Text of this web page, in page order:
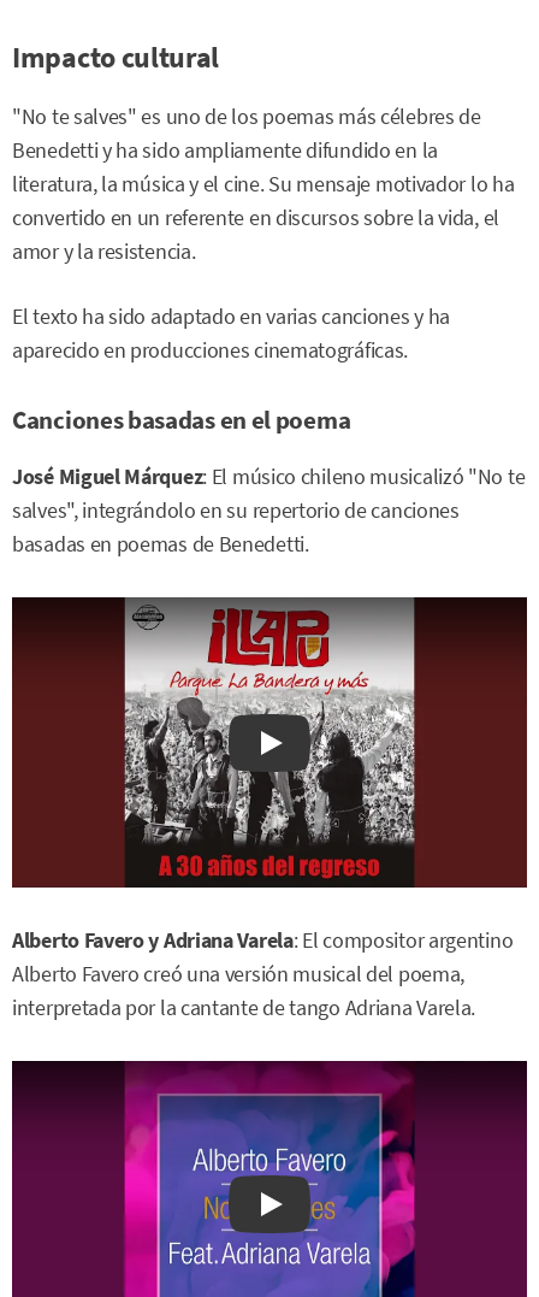
Impacto cultural
"No te salves" es uno de los poemas más célebres de
Benedetti y ha sido ampliamente difundido en la
literatura, la música y el cine. Su mensaje motivador lo ha
convertido en un referente en discursos sobre la vida, el
amor y la resistencia.
El texto ha sido adaptado en varias canciones y ha
aparecido en producciones cinematográficas.
Canciones basadas en el poema
José Miguel Márquez: El músico chileno musicalizó "No te
salves", integrándolo en su repertorio de canciones
basadas en poemas de Benedetti.
Watch on YouTube
Alberto Favero y Adriana Varela: El compositor argentino
Alberto Favero creó una versión musical del poema,
interpretada por la cantante de tango Adriana Varela.
Watch on YouTube